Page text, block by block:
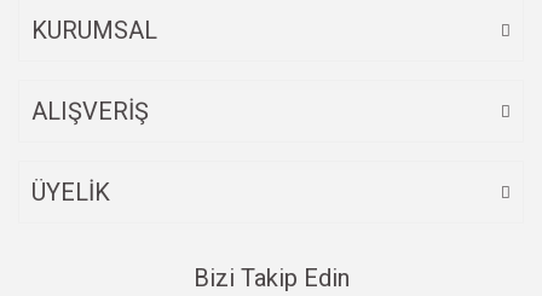
KURUMSAL
ALIŞVERİŞ
ÜYELİK
Bizi Takip Edin